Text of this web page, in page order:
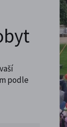
podle